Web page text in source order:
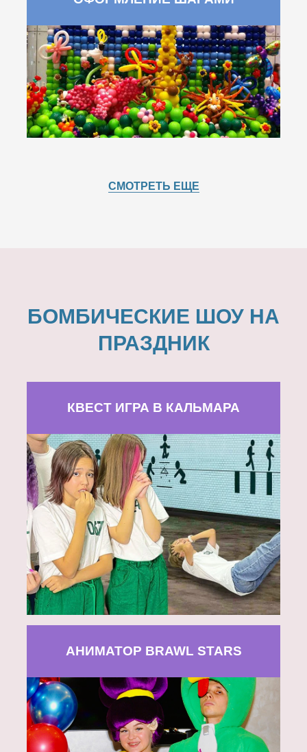
СМОТРЕТЬ ЕЩЕ
БОМБИЧЕСКИЕ ШОУ НА
ПРАЗДНИК
КВЕСТ ИГРА В КАЛЬМАРА
АНИМАТОР BRAWL STARS